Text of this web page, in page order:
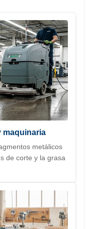
maquinaria
metálicos
de corte y la grasa